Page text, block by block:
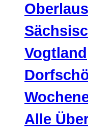
Vogtland
Alle